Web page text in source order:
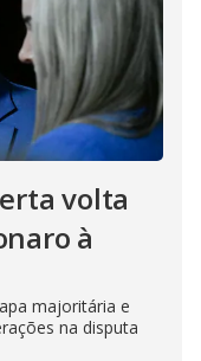
volta
à
majoritária e
na disputa